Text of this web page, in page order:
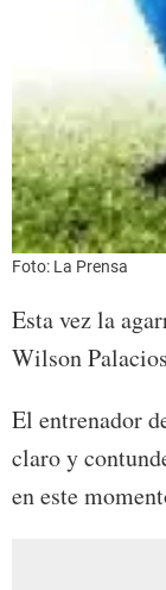
Foto: La Prensa
Esta vez la
Wilson
El entrenador
claro y
en este